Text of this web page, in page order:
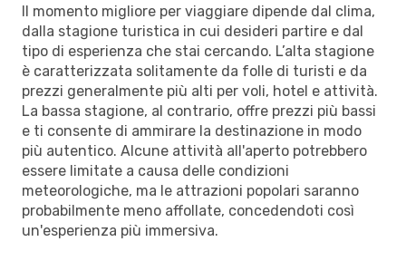
Il momento migliore per viaggiare dipende dal clima,
dalla stagione turistica in cui desideri partire e dal
tipo di esperienza che stai cercando. L’alta stagione
è caratterizzata solitamente da folle di turisti e da
prezzi generalmente più alti per voli, hotel e attività.
La bassa stagione, al contrario, offre prezzi più bassi
e ti consente di ammirare la destinazione in modo
più autentico. Alcune attività all'aperto potrebbero
essere limitate a causa delle condizioni
meteorologiche, ma le attrazioni popolari saranno
probabilmente meno affollate, concedendoti così
un'esperienza più immersiva.